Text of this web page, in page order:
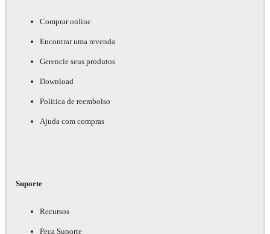
Comprar online
Encontrar uma revenda
Gerencie seus produtos
Download
Política de reembolso
Ajuda com compras
Suporte
Recursos
Peça Suporte